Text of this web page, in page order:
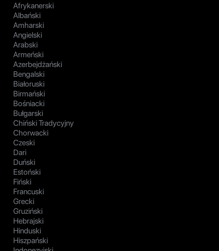
Afrykanerski
Albański
Amharski
Angielski
Arabski
Armeński
Azerbejdżański
Bengalski
Białoruski
Birmański
Bośniacki
Bułgarski
Chiński Tradycyjny
Chorwacki
Czeski
Dari
Duński
Estoński
Fiński
Francuski
Grecki
Gruziński
Hebrajski
Hinduski
Hiszpański